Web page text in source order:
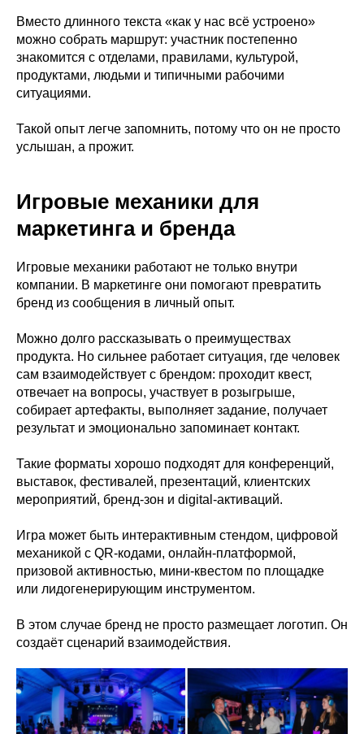
Вместо длинного текста «как у нас всё устроено»
можно собрать маршрут: участник постепенно
знакомится с отделами, правилами, культурой,
продуктами, людьми и типичными рабочими
ситуациями.
Такой опыт легче запомнить, потому что он не просто
услышан, а прожит.
Игровые механики для
маркетинга и бренда
Игровые механики работают не только внутри
компании. В маркетинге они помогают превратить
бренд из сообщения в личный опыт.
Можно долго рассказывать о преимуществах
продукта. Но сильнее работает ситуация, где человек
сам взаимодействует с брендом: проходит квест,
отвечает на вопросы, участвует в розыгрыше,
собирает артефакты, выполняет задание, получает
результат и эмоционально запоминает контакт.
Такие форматы хорошо подходят для конференций,
выставок, фестивалей, презентаций, клиентских
мероприятий, бренд-зон и digital-активаций.
Игра может быть интерактивным стендом, цифровой
механикой с QR-кодами, онлайн-платформой,
призовой активностью, мини-квестом по площадке
или лидогенерирующим инструментом.
В этом случае бренд не просто размещает логотип. Он
создаёт сценарий взаимодействия.